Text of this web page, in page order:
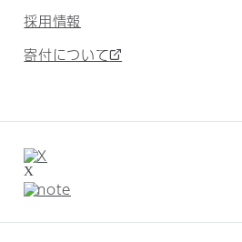
採用情報
寄付について
X
note